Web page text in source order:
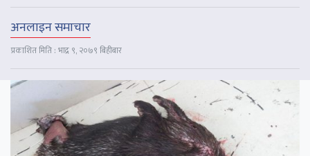
अनलाइन समाचार
प्रकाशित मिति : भाद्र ९, २०७९ बिहीबार